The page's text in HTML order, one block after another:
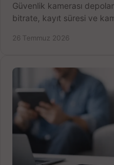
Güvenlik kamerası
bitrate, kayıt süresi ve
26 Temmuz 2026